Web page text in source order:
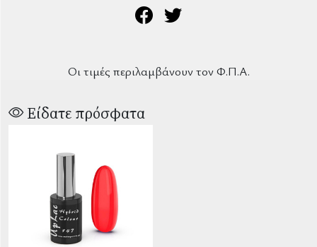
Οι τιμές περιλαμβάνουν τον Φ.Π.Α.
Είδατε πρόσφατα